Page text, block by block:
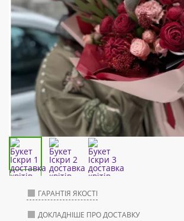
ГАРАНТІЯ ЯКОСТІ
ДОКЛАДНІШЕ ПРО ДОСТАВКУ